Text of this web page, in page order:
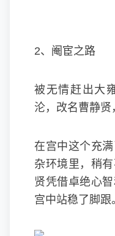
2、阉宦之路
被无情赶出大
沦，改名曹静贤
在宫中这个充
杂环境里，稍
贤凭借卓绝心
宫中站稳了脚跟